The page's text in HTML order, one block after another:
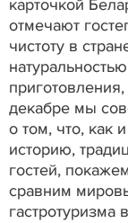
карточкой
отмечают
чистоту в
декабре мы
о том, что, как
историю,
гостей,
сравним
гастротуризма